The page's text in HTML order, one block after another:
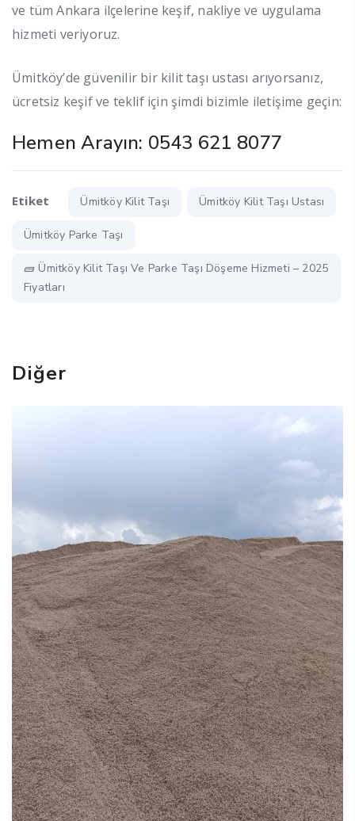
ve tüm Ankara ilçelerine keşif, nakliye ve uygulama
hizmeti veriyoruz.
Ümitköy’de güvenilir bir kilit taşı ustası arıyorsanız,
ücretsiz keşif ve teklif için şimdi bizimle iletişime geçin:
Hemen Arayın: 0543 621 8077
Etiket Ümitköy Kilit Taşı Ümitköy Kilit Taşı Ustası
Ümitköy Parke Taşı
🧱 Ümitköy Kilit Taşı Ve Parke Taşı Döşeme Hizmeti – 2025
Fiyatları
Diğer